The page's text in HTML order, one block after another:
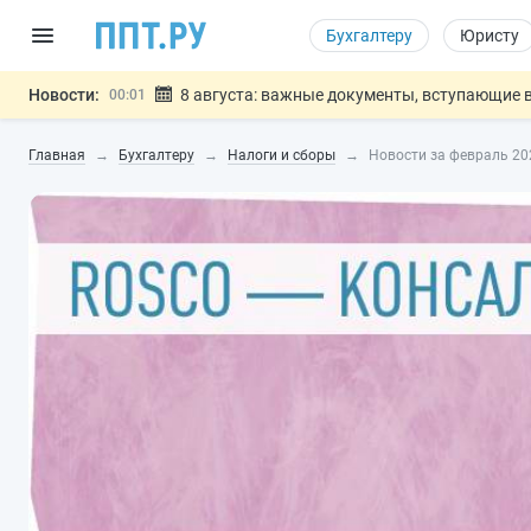
Бухгалтеру Юристу
Новости: 00:01 8 августа: важные документы, вступающие
07.08 Дистанционную работу беременных пропишут
07.08 Госпошлину за устранение ошибок в
Главная Бухгалтеру Налоги и сборы Новости за февраль